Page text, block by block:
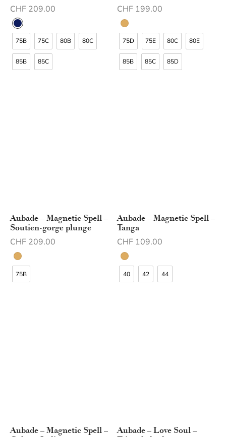
CHF 209.00
75B 75C 80B 80C
85B 85C
CHF199.00
75D 75E 80C 80E
85B 85C 85D
Aubade – Magnetic Spell –
Soutien-gorge plunge
CHF 209.00
75B
Aubade – Magnetic Spell –
Tanga
CHF109.00
40 42 44
Aubade – Magnetic Spell –
Aubade – Love Soul –